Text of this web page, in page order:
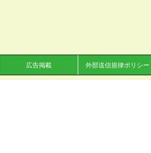
広告掲載 外部送信規律ポリシー